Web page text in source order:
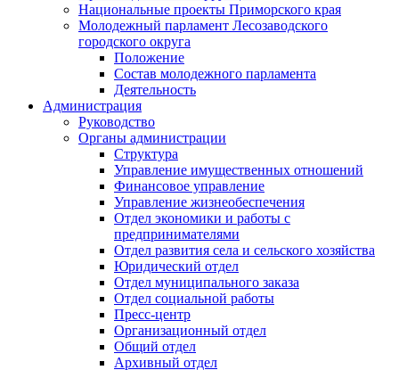
Национальные проекты Приморского края
Молодежный парламент Лесозаводского
городского округа
Положение
Состав молодежного парламента
Деятельность
Администрация
Руководство
Органы администрации
Структура
Управление имущественных отношений
Финансовое управление
Управление жизнеобеспечения
Отдел экономики и работы с
предпринимателями
Отдел развития села и сельского хозяйства
Юридический отдел
Отдел муниципального заказа
Отдел социальной работы
Пресс-центр
Организационный отдел
Общий отдел
Архивный отдел